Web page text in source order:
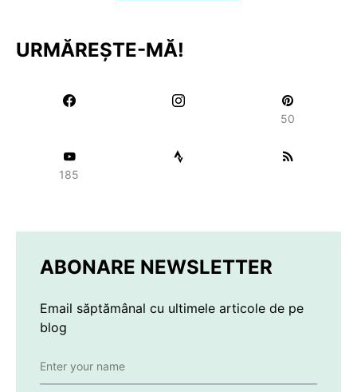
URMĂREȘTE-MĂ!
50
185
ABONARE NEWSLETTER
Email săptămânal cu ultimele articole de pe
blog